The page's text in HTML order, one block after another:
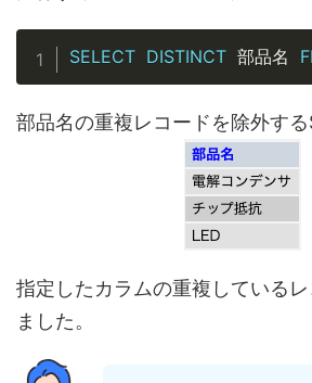
SELECT DISTINCT 部品名
部品名の重複レコードを除外す
指定したカラムの重複している
ました。